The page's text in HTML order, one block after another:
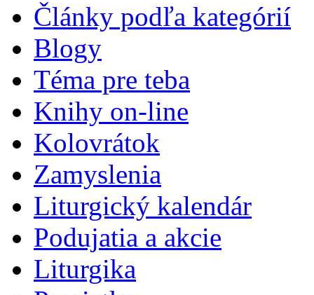
Články podľa kategórií
Blogy
Téma pre teba
Knihy on-line
Kolovrátok
Zamyslenia
Liturgický kalendár
Podujatia a akcie
Liturgika